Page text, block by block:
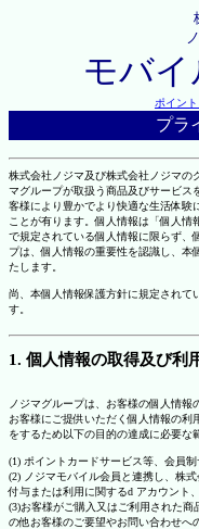
モバイ
ポイント
プラ
株式会社ノジマ及び株式会社ノジマの
マグループが取扱う商品及びサービス
客様により豊かでより快適な生活体験
ことが有ります。個人情報は「個人
で規定されている個人情報に限らず、
プは、個人情報の重要性を認識し、
たします。
尚、本個人情報保護方針に規定されて
す。
1. 個人情報の取得及び利
ノジマグループは、お客様の個人情報
お客様にご提供いただく個人情報の利
をするため以下の目的の達成に必要な
(1) ポイントカードサービス等、会員
(2) ノジマモバイル会員と連携し、株
付与または利用に関するd アカウント
(3)お客様がご購入又はご利用された
の他お客様のご要望やお問い合わせへ